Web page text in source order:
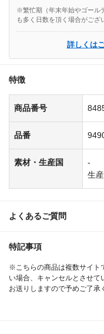
※繁忙期（年末年始やゴール
も多く日数を頂く場合がござ
詳しくは
特徴
商品番号
品番
素材・生産国
-
生
よくあるご質問
特記事項
※こちらの商品は複数サイト
い場合、キャンセルとさせて
お送りしますので予めご了承